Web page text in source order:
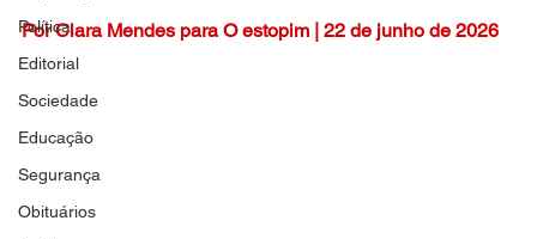
Política
Editorial
Sociedade
Educação
Segurança
Obituários
Por Clara Mendes para O estopim | 22 de junho de 2026